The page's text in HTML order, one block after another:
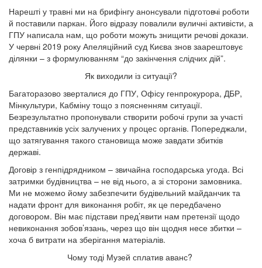
Нарешті у травні ми на брифінгу анонсували підготовчі роботи
й поставили паркан. Його відразу повалили вуличні активісти, а
ГПУ написала нам, що роботи можуть знищити речові докази.
У червні 2019 року Апеляційний суд Києва знов заарештовує
ділянки – з формулюванням “до закінчення слідчих дій”.
Як виходили із ситуації?
Багаторазово зверталися до ГПУ, Офісу генпрокурора, ДБР,
Мінкультури, Кабміну тощо з поясненням ситуації.
Безрезультатно пропонували створити робочі групи за участі
представників усіх залучених у процес органів. Попереджали,
що затягування такого становища може завдати збитків
державі.
Договір з генпідрядником – звичайна господарська угода. Всі
затримки будівництва – не від нього, а зі сторони замовника.
Ми не можемо йому забезпечити будівельний майданчик та
надати фронт для виконання робіт, як це передбачено
договором. Він має підстави пред’явити нам претензії щодо
невиконання зобов’язань, через що він щодня несе збитки –
хоча б витрати на зберігання матеріалів.
Чому тоді Музей сплатив аванс?